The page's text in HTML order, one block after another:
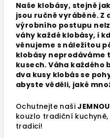
Naše klobásy, stejně
jsou ručně vyráběné. Z
výrobního postupu
váhy každé klobásy, i
věnujeme s náležitou
klobásy neprodáváme
kusech. Váha každého
dva kusy klobás se
abyste věděli, jaké
Ochutnejte naši
kouzlo tradiční
tradici!